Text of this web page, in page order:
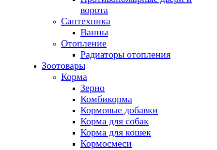
ворота
Сантехника
Ванны
Отопление
Радиаторы отопления
Зоотовары
Корма
Зерно
Комбикорма
Кормовые добавки
Корма для собак
Корма для кошек
Кормосмеси